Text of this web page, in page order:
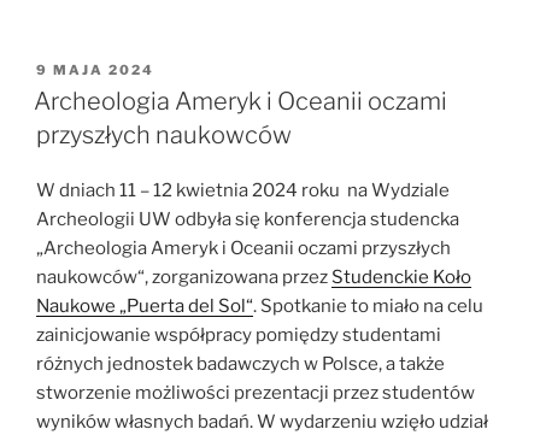
„3%
dla
nauki,
dla
Polski””
OPUBLIKOWANE
W
9 MAJA 2024
Archeologia Ameryk i Oceanii oczami
przyszłych naukowców
W dniach 11 – 12 kwietnia 2024 roku na Wydziale
Archeologii UW odbyła się konferencja studencka
„Archeologia Ameryk i Oceanii oczami przyszłych
naukowców“, zorganizowana przez Studenckie Koło
Naukowe „Puerta del Sol“. Spotkanie to miało na celu
zainicjowanie współpracy pomiędzy studentami
różnych jednostek badawczych w Polsce, a także
stworzenie możliwości prezentacji przez studentów
wyników własnych badań. W wydarzeniu wzięło udział